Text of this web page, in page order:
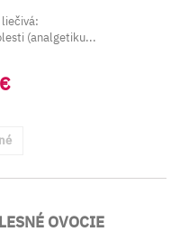
(analgetiku...
OVOCIE